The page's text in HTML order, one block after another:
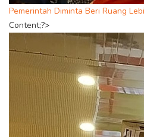
Pemerintah Diminta Beri Ruang
Content;?>